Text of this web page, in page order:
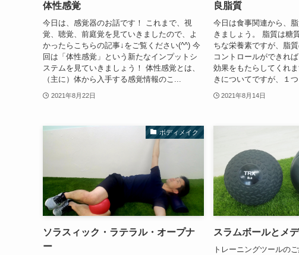
体性感覚
今日は、感覚器のお話です！ これまで、視
覚、聴覚、前庭覚を見ていきましたので、よ
かったらこちらの記事↓をご覧ください(^^) 今
回は「体性感覚」という新たなインプットシ
ステムを見ていきましょう！ 体性感覚とは、
（主に）体から入手する感覚情報のこ...
2021年8月22日
良脂質
今日は食事関連から、
きましょう。 脂質は糖
ちな栄養素ですが、脂
コントロールができれ
効果をもたらしてくれ
きについてですが、１つ
2021年8月14日
ボディメイク
ソラスィック・ラテラル・オープナ
ー
スラムボールとメ
トレーニングツールの